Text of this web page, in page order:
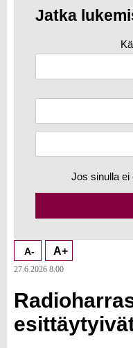
Jatka
Jos sinulla ei
A- A+
27.6.2026 8.00